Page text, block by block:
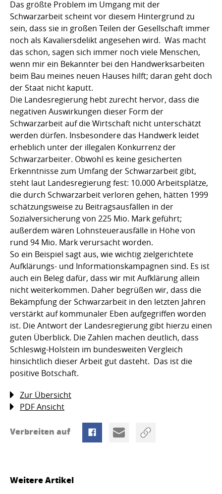
Das größte Problem im Umgang mit der
Schwarzarbeit scheint vor diesem Hintergrund zu
sein, dass sie in großen Teilen der Gesellschaft immer
noch als Kavaliersdelikt angesehen wird.  Was macht
das schon, sagen sich immer noch viele Menschen,
wenn mir ein Bekannter bei den Handwerksarbeiten
beim Bau meines neuen Hauses hilft; daran geht doch
der Staat nicht kaputt.
Die Landesregierung hebt zurecht hervor, dass die
negativen Auswirkungen dieser Form der
Schwarzarbeit auf die Wirtschaft nicht unterschätzt
werden dürfen. Insbesondere das Handwerk leidet
erheblich unter der illegalen Konkurrenz der
Schwarzarbeiter. Obwohl es keine gesicherten
Erkenntnisse zum Umfang der Schwarzarbeit gibt,
steht laut Landesregierung fest: 10.000 Arbeitsplätze,
die durch Schwarzarbeit verloren gehen, hätten 1999
schätzungsweise zu Beitragsausfällen in der
Sozialversicherung von 225 Mio. Mark geführt;
außerdem wären Lohnsteuerausfälle in Höhe von
rund 94 Mio. Mark verursacht worden.
So ein Beispiel sagt aus, wie wichtig zielgerichtete
Aufklärungs- und Informationskampagnen sind. Es ist
auch ein Beleg dafür, dass wir mit Aufklärung allein
nicht weiterkommen. Daher begrüßen wir, dass die
Bekämpfung der Schwarzarbeit in den letzten Jahren
verstärkt auf kommunaler Eben aufgegriffen worden
ist. Die Antwort der Landesregierung gibt hierzu einen
guten Überblick. Die Zahlen machen deutlich, dass
Schleswig-Holstein im bundesweiten Vergleich
hinsichtlich dieser Arbeit gut dasteht.  Das ist die
positive Botschaft.
Zur Übersicht
PDF Ansicht
Verbreiten auf
Weitere Artikel